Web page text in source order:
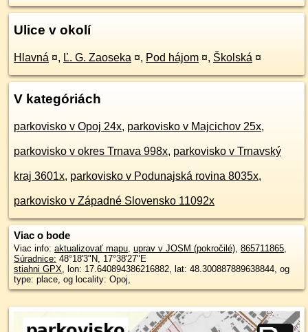
Ulice v okolí
Hlavná ¤, Ľ. G. Zaoseka ¤, Pod hájom ¤, Školská ¤
V kategóriách
parkovisko v Opoj 24x, parkovisko v Majcichov 25x,
parkovisko v okres Trnava 998x, parkovisko v Trnavský
kraj 3601x, parkovisko v Podunajská rovina 8035x,
parkovisko v Západné Slovensko 11092x
Viac o bode
Viac info: aktualizovať mapu, uprav v JOSM (pokročilé), 865711865,
Súradnice: 48°18'3"N, 17°38'27"E
stiahni GPX, lon: 17.640894386216882, lat: 48.300887889638844, og
type: place, og locality: Opoj,